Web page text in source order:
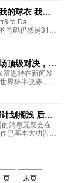
的球衣 我是
to Da
号码仍然是317
眼里，我永远
顶级对决，名
富恩特在新闻发
界杯半决赛，此
起了冠军奖
术布置：...
划搁浅 后克
消息无疑会在
已基本大功告
乐部老板芬威体
首席执行官...
页 末页